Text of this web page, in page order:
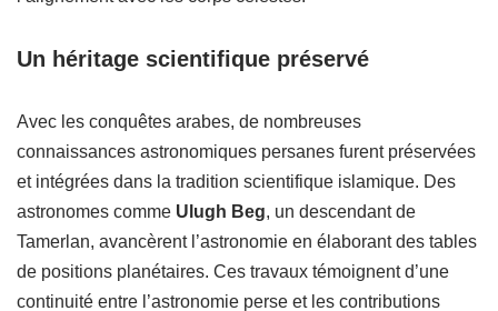
Un héritage scientifique préservé
Avec les conquêtes arabes, de nombreuses
connaissances astronomiques persanes furent préservées
et intégrées dans la tradition scientifique islamique. Des
astronomes comme Ulugh Beg, un descendant de
Tamerlan, avancèrent l’astronomie en élaborant des tables
de positions planétaires. Ces travaux témoignent d’une
continuité entre l’astronomie perse et les contributions